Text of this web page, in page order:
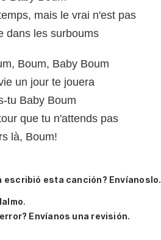
mais le vrai n'est pas
dans les surboums
Boum, Baby Boum
un jour te jouera
tu Baby Boum
que tu n'attends pas
là, Boum!
escribió esta canción? Envíanoslo.
.
Envíanos una revisión.